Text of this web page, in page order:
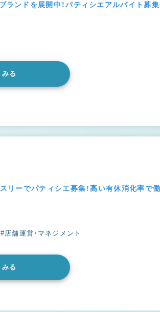
ンドを展開中！パティシエアルバイト募
る
ーでパティシエ募集！高い有休消化率で
#店舗運営・マネジメント
る